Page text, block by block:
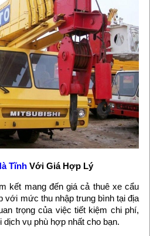
TĩnhVới Giá Hợp Lý
kết mang đến giá cả thuê xe cẩu
với mức thu nhập trung bình tại địa
trọng của việc tiết kiệm chi phí,
vụ phù hợp nhất cho bạn.